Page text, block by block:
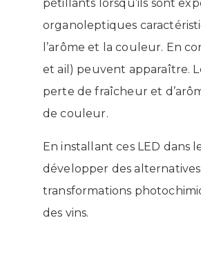
pétillants lorsqu’ils sont
organoleptiques
l’arôme et la couleur. En
et ail) peuvent apparaître.
perte de fraîcheur et
de couleur.
En installant ces LED dans
développer des
transformations
des vins.